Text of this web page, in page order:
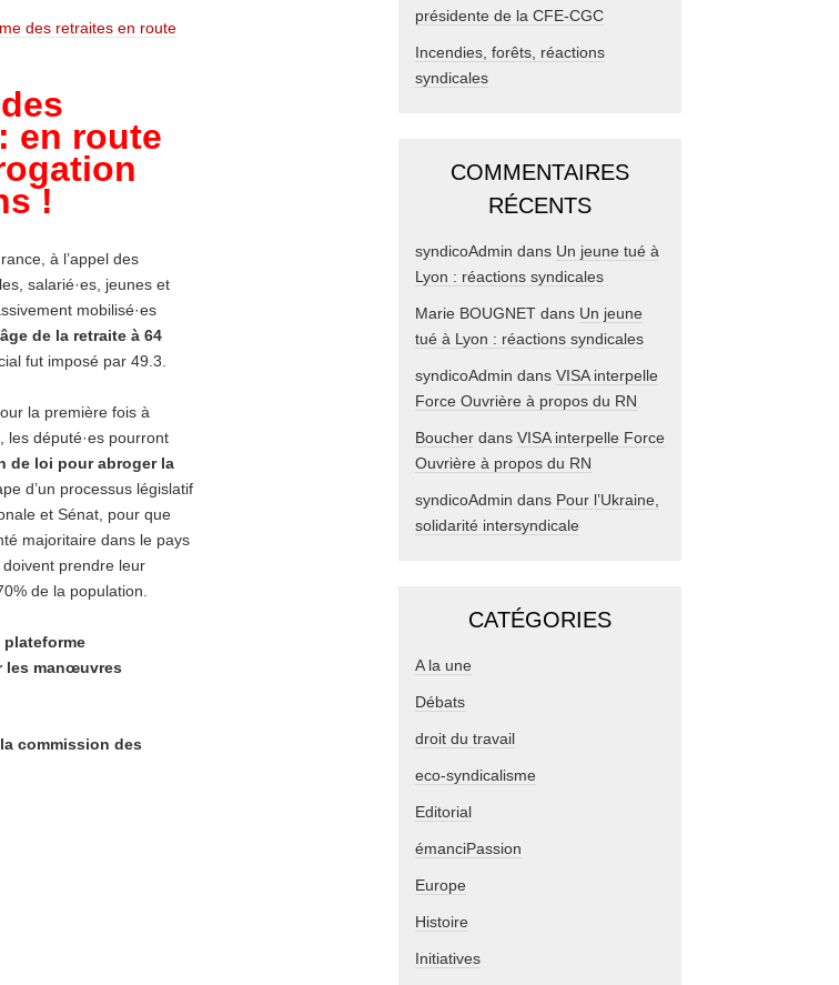
des retraites en route
en route
!
à l’appel des
salarié·es, jeunes et
mobilisé·es
de la retraite à 64
fut imposé par 49.3.
la première fois à
les député·es pourront
de loi pour abroger la
d’un processus législatif
et Sénat, pour que
majoritaire dans le pays
prendre leur
de la population.
plateforme
les manœuvres
commission des
présidente de la CFE-CGC
Incendies, forêts, réactions
syndicales
COMMENTAIRES
RÉCENTS
syndicoAdmin dans Un jeune tué à
Lyon : réactions syndicales
Marie BOUGNET dans Un jeune
tué à Lyon : réactions syndicales
syndicoAdmin dans VISA interpelle
Force Ouvrière à propos du RN
Boucher dans VISA interpelle Force
Ouvrière à propos du RN
syndicoAdmin dans Pour l’Ukraine,
solidarité intersyndicale
CATÉGORIES
A la une
Débats
droit du travail
eco-syndicalisme
Editorial
émanciPassion
Europe
Histoire
Initiatives